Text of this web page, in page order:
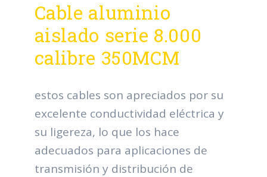
Cable aluminio
aislado serie 8.000
calibre 350MCM
estos cables son apreciados por su
excelente conductividad eléctrica y
su ligereza, lo que los hace
adecuados para aplicaciones de
transmisión y distribución de